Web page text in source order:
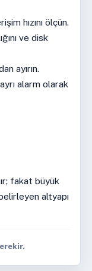
hızını ölçün.
ve disk
ayırın.
alarm olarak
fakat büyük
altyapı